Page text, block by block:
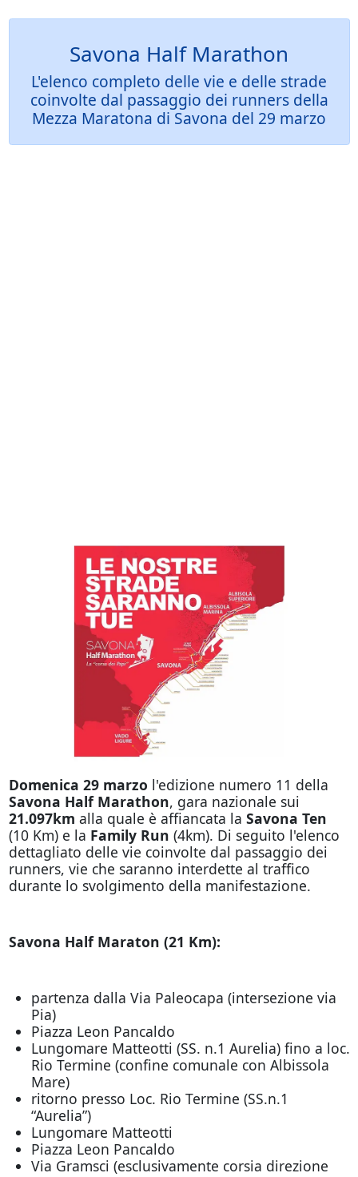
Savona Half Marathon
L'elenco completo delle vie e delle strade
coinvolte dal passaggio dei runners della
Mezza Maratona di Savona del 29 marzo
Domenica 29 marzo l'edizione numero 11 della
Savona Half Marathon, gara nazionale sui
21.097km alla quale è affiancata la Savona Ten
(10 Km) e la Family Run (4km). Di seguito l'elenco
dettagliato delle vie coinvolte dal passaggio dei
runners, vie che saranno interdette al traffico
durante lo svolgimento della manifestazione.
Savona Half Maraton (21 Km):
partenza dalla Via Paleocapa (intersezione via
Pia)
Piazza Leon Pancaldo
Lungomare Matteotti (SS. n.1 Aurelia) fino a loc.
Rio Termine (confine comunale con Albissola
Mare)
ritorno presso Loc. Rio Termine (SS.n.1
“Aurelia”)
Lungomare Matteotti
Piazza Leon Pancaldo
Via Gramsci (esclusivamente corsia direzione